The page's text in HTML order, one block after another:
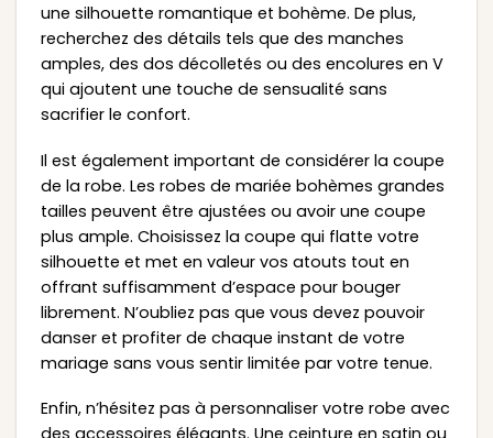
une silhouette romantique et bohème. De plus,
recherchez des détails tels que des manches
amples, des dos décolletés ou des encolures en V
qui ajoutent une touche de sensualité sans
sacrifier le confort.
Il est également important de considérer la coupe
de la robe. Les robes de mariée bohèmes grandes
tailles peuvent être ajustées ou avoir une coupe
plus ample. Choisissez la coupe qui flatte votre
silhouette et met en valeur vos atouts tout en
offrant suffisamment d’espace pour bouger
librement. N’oubliez pas que vous devez pouvoir
danser et profiter de chaque instant de votre
mariage sans vous sentir limitée par votre tenue.
Enfin, n’hésitez pas à personnaliser votre robe avec